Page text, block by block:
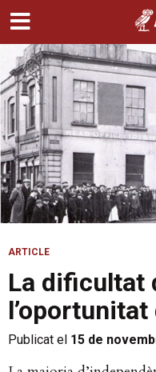
ARTICLE
La dificultat
l’oportunitat
Publicat el 15 de